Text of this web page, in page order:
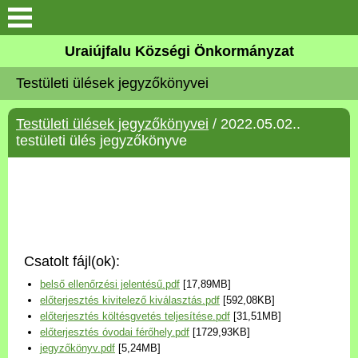
Köszöntő
Elérhetőségek
Uraiújfalu
Választási információk
Versenyképes Járások
Program
Uraiújfalu Községi Önkormányzat
Testületi ülések jegyzőkönyvei
Testületi ülések jegyzőkönyvei / 2022.05.02..
testületi ülés jegyzőkönyve
Csatolt fájl(ok):
belső ellenőrzési jelentésű.pdf [17,89MB]
előterjesztés kivitelező kiválasztás.pdf [592,08KB]
előterjesztés költésgvetés teljesítése.pdf [31,51MB]
előterjesztés óvodai férőhely.pdf [1729,93KB]
jegyzőkönyv.pdf [5,24MB]